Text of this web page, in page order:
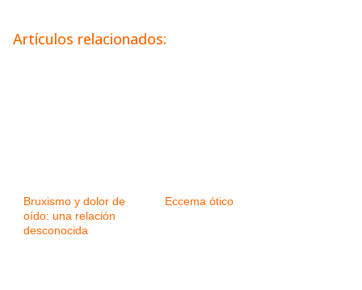
Artículos relacionados:
Bruxismo y dolor de
oído: una relación
desconocida
Eccema ótico